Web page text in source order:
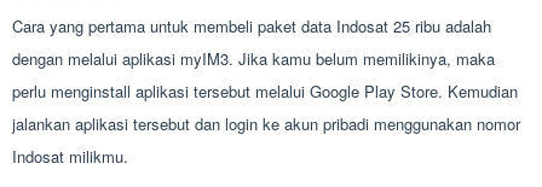
Cara yang pertama untuk membeli paket data Indosat 25 ribu adalah
dengan melalui aplikasi myIM3. Jika kamu belum memilikinya, maka
perlu menginstall aplikasi tersebut melalui Google Play Store. Kemudian
jalankan aplikasi tersebut dan login ke akun pribadi menggunakan nomor
Indosat milikmu.